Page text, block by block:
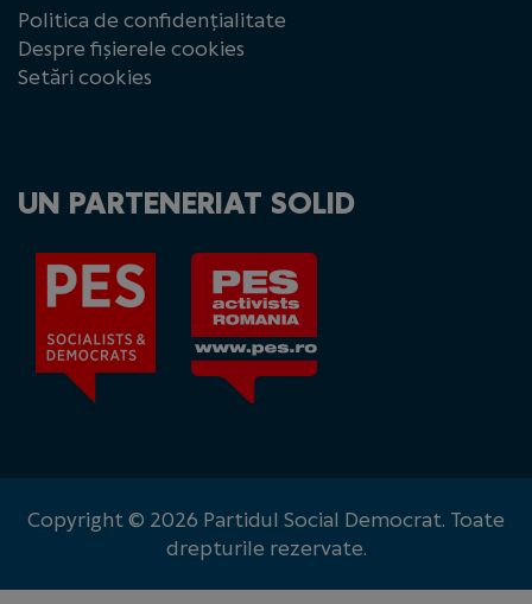
Politica de confidențialitate
Despre fișierele cookies
Setări cookies
UN PARTENERIAT SOLID
Copyright © 2026 Partidul Social Democrat. Toate
drepturile rezervate.